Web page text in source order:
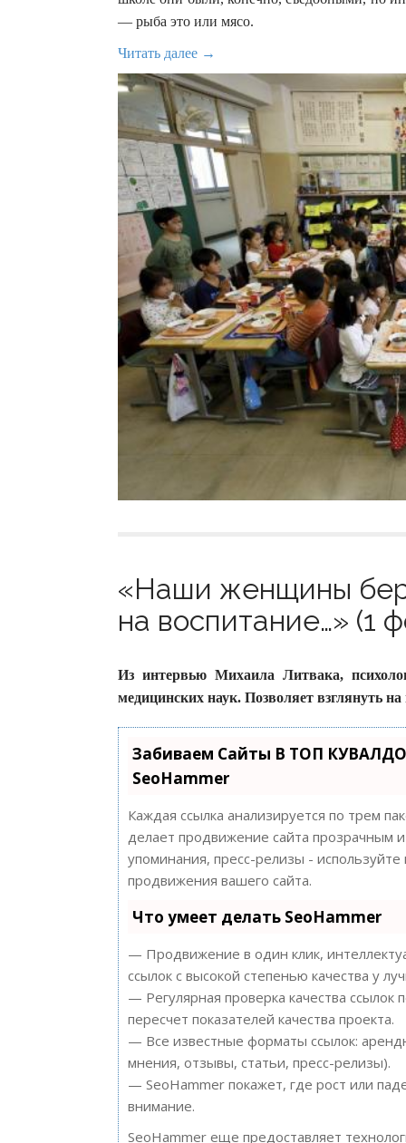
— рыба это или мясо.
Читать далее →
«Наши женщины
на воспитание…» (1
Из интервью Михаила Литвака,
медицинских наук. Позволяет взглянуть
Забиваем Сайты В ТОП
SeoHammer
Каждая ссылка анализируется по трем
делает продвижение сайта прозрачным
упоминания, пресс-релизы -
продвижения вашего сайта.
Что умеет делать SeoHammer
— Продвижение в один клик,
ссылок с высокой степенью качества у
— Регулярная проверка качества
пересчет показателей качества проекта.
— Все известные форматы ссылок:
мнения, отзывы, статьи, пресс-релизы).
— SeoHammer покажет, где рост или
внимание.
SeoHammer еще предоставляет